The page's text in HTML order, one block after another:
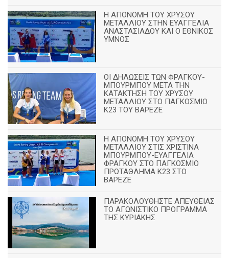
Η ΑΠΟΝΟΜΗ ΤΟΥ ΧΡΥΣΟΥ
ΜΕΤΑΛΛΙΟΥ ΣΤΗΝ ΕΥΑΓΓΕΛΙΑ
ΑΝΑΣΤΑΣΙΑΔΟΥ ΚΑΙ Ο ΕΘΝΙΚΟΣ
ΥΜΝΟΣ
ΟΙ ΔΗΛΩΣΕΙΣ ΤΩΝ ΦΡΑΓΚΟΥ-
ΜΠΟΥΡΜΠΟΥ ΜΕΤΑ ΤΗΝ
ΚΑΤΑΚΤΗΣΗ ΤΟΥ ΧΡΥΣΟΥ
ΜΕΤΑΛΛΙΟΥ ΣΤΟ ΠΑΓΚΟΣΜΙΟ
Κ23 ΤΟΥ ΒΑΡΕΖΕ
Η ΑΠΟΝΟΜΗ ΤΟΥ ΧΡΥΣΟΥ
ΜΕΤΑΛΛΙΟΥ ΣΤΙΣ ΧΡΙΣΤΙΝΑ
ΜΠΟΥΡΜΠΟΥ-ΕΥΑΓΓΕΛΙΑ
ΦΡΑΓΚΟΥ ΣΤΟ ΠΑΓΚΟΣΜΙΟ
ΠΡΩΤΑΘΛΗΜΑ Κ23 ΣΤΟ
ΒΑΡΕΖΕ
ΠΑΡΑΚΟΛΟΥΘΗΣΤΕ ΑΠΕΥΘΕΙΑΣ
ΤΟ ΑΓΩΝΙΣΤΙΚΟ ΠΡΟΓΡΑΜΜΑ
ΤΗΣ ΚΥΡΙΑΚΗΣ